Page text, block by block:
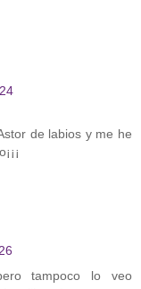
de labios y me he
tampoco lo veo